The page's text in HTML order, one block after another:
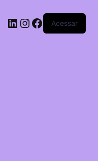
Acessar